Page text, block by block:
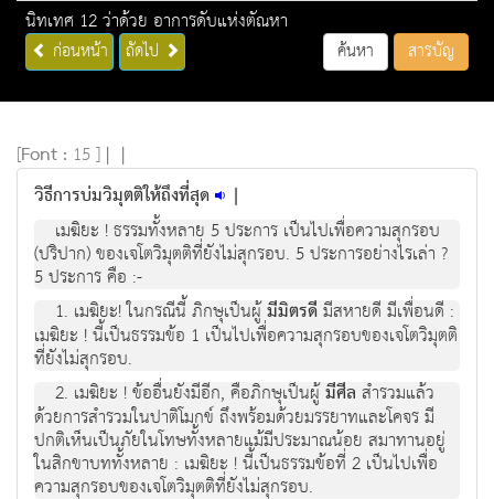
นิทเทศ 12 ว่าด้วย อาการดับแห่งตัณหา
ก่อนหน้า ถัดไป ค้นหา สารบัญ
[Font : 15 ] | |
วิธีการบ่มวิมุตติให้ถึงที่สุด |
เมฆิยะ ! ธรรมทั้งหลาย 5 ประการ เป็นไปเพื่อความสุกรอบ
(ปริปาก) ของเจโตวิมุตติที่ยังไม่สุกรอบ. 5 ประการอย่างไรเล่า ?
5 ประการ คือ :-
1. เมฆิยะ! ในกรณีนี้ ภิกษุเป็นผู้มีมิตรดีมีสหายดี มีเพื่อนดี :
เมฆิยะ ! นี้เป็นธรรมข้อ 1 เป็นไปเพื่อความสุกรอบของเจโตวิมุตติ
ที่ยังไม่สุกรอบ.
2. เมฆิยะ ! ข้ออื่นยังมีอีก, คือภิกษุเป็นผู้มีศีล สำรวมแล้ว
ด้วยการสำรวมในปาติโมกข์ ถึงพร้อมด้วยมรรยาทและโคจร มี
ปกติเห็นเป็นภัยในโทษทั้งหลายแม้มีประมาณน้อย สมาทานอยู่
ในสิกขาบททั้งหลาย : เมฆิยะ ! นี้เป็นธรรมข้อที่ 2 เป็นไปเพื่อ
ความสุกรอบของเจโตวิมุตติที่ยังไม่สุกรอบ.